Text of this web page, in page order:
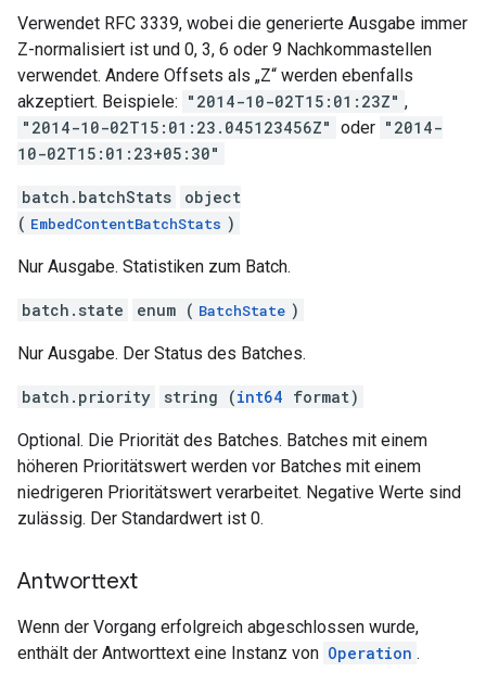
Verwendet RFC 3339, wobei die generierte Ausgabe immer
Z-normalisiert ist und 0, 3, 6 oder 9 Nachkommastellen
verwendet. Andere Offsets als „Z“ werden ebenfalls
akzeptiert. Beispiele: "2014-10-02T15:01:23Z" ,
"2014-10-02T15:01:23.045123456Z" oder "2014-
10-02T15:01:23+05:30"
batch.batchStats
object
( EmbedContentBatchStats )
Nur Ausgabe. Statistiken zum Batch.
batch.state enum ( BatchState )
Nur Ausgabe. Der Status des Batches.
batch.priority string (int64 format)
Optional. Die Priorität des Batches. Batches mit einem
höheren Prioritätswert werden vor Batches mit einem
niedrigeren Prioritätswert verarbeitet. Negative Werte sind
zulässig. Der Standardwert ist 0.
Antworttext
Wenn der Vorgang erfolgreich abgeschlossen wurde,
enthält der Antworttext eine Instanz von Operation .